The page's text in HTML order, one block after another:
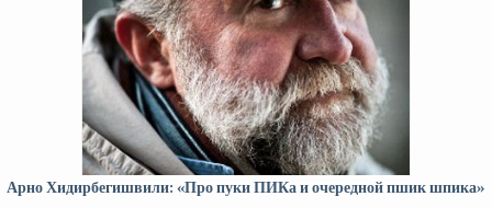
Арно Хидирбегишвили: «Про пуки ПИКа и очередной пшик шпика»